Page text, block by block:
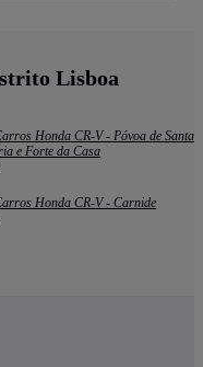
Lisboa
Honda CR-V - Póvoa de Santa
e Forte da Casa
Honda CR-V - Carnide